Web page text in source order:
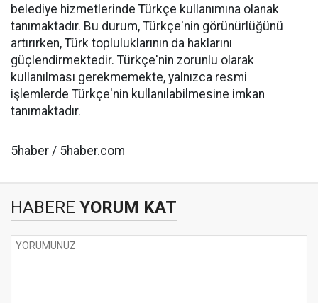
belediye hizmetlerinde Türkçe kullanımına olanak
tanımaktadır. Bu durum, Türkçe'nin görünürlüğünü
artırırken, Türk topluluklarının da haklarını
güçlendirmektedir. Türkçe'nin zorunlu olarak
kullanılması gerekmemekte, yalnızca resmi
işlemlerde Türkçe'nin kullanılabilmesine imkan
tanımaktadır.
5haber / 5haber.com
HABERE YORUM KAT